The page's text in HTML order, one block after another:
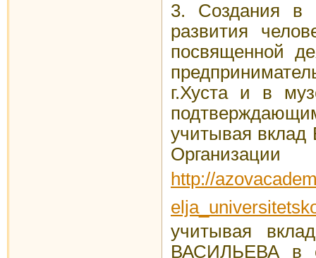
3. Создания в
развития
посвященной
г.Хуста и в
учитывая
http://
учитывая
ВАСИЛЬЕВА в